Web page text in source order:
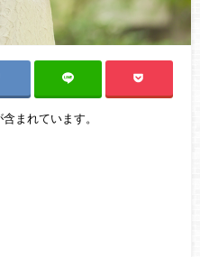
まれています。